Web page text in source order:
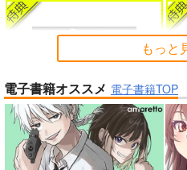
泊めたら懐かれた
アイドルマスター ミリオンラ
イブ！
もっと
電子書籍オススメ 電子書籍TOP